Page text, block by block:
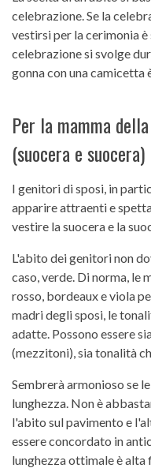
celebrazione. Se la
vestirsi per la cerimonia
celebrazione si svolge
gonna con una camicetta
Per la mamma
(suocera e suocera)
I genitori di sposi, in
apparire attraenti e
vestire la suocera e la
L'abito dei genitori non
caso, verde. Di norma, le
rosso, bordeaux e viola
madri degli sposi, le
adatte. Possono essere
(mezzitoni), sia tonalità
Sembrerà armonioso se
lunghezza. Non è
l'abito sul pavimento e
essere concordato in
lunghezza ottimale è alta